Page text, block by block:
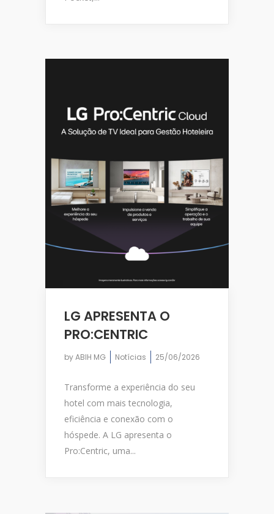
LG APRESENTA O
PRO:CENTRIC
byABIH MG Notícias 25/06/2026
Transforme a experiência do seu
hotel com mais tecnologia,
eficiência e conexão com o
hóspede. A LG apresenta o
Pro:Centric, uma...